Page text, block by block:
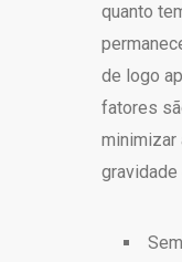
quanto
de logo
fatores
minimizar